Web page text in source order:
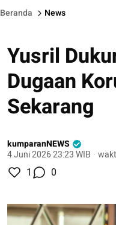
Beranda News
Yusril
Dugaan
Sekarang
kumparanNEWS
4 Juni 2026 23:23 WIB ·
1 0